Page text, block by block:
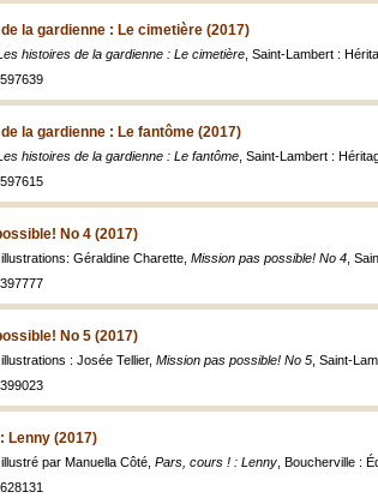
la gardienne : Le cimetière (2017)
histoires de la gardienne : Le cimetière , Saint-Lambert :
la gardienne : Le fantôme (2017)
histoires de la gardienne : Le fantôme , Saint-Lambert :
No 4 (2017)
Géraldine Charette, Mission pas possible! No 4 ,
No 5 (2017)
: Josée Tellier, Mission pas possible! No 5 , Saint-
Lenny (2017)
par Manuella Côté, Pars, cours ! : Lenny , Boucherville :